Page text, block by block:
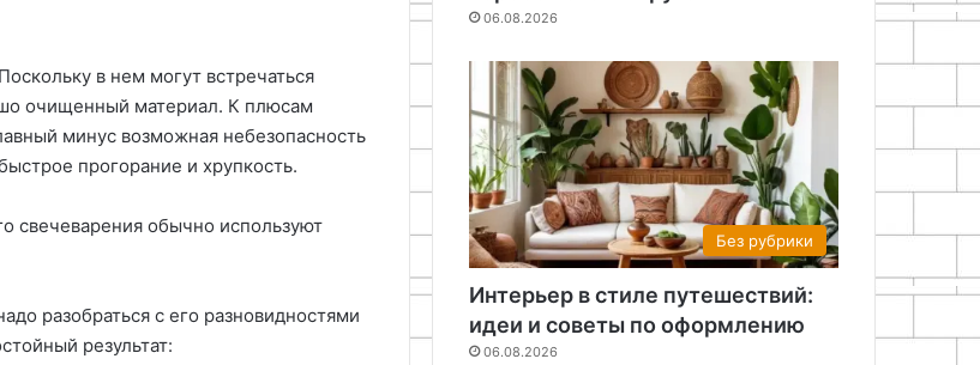
в нем могут встречаться
очищенный материал. К плюсам
минус возможная небезопасность
прогорание и хрупкость.
свечеварения обычно используют
разобраться с его разновидностями
результат:
06.08.2026
Без рубрики
Интерьер в стиле путешествий:
идеи и советы по оформлению
06.08.2026